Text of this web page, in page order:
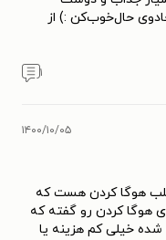
حال‌خوب‌کن :) از
۱
۱۴۰۰/۱۰/۰۵
هوگا کردن هست که
هوگا کردن رو گفته که
خیلی کم هزینه یا